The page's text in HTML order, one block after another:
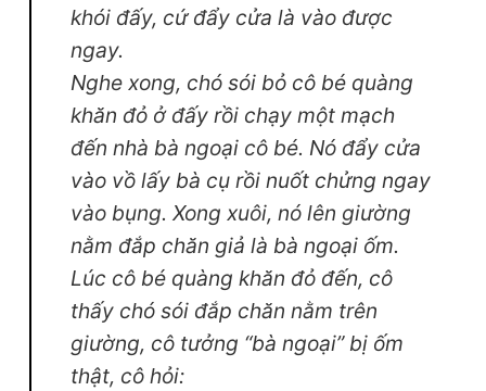
khói đấy, cứ đẩy cửa là vào được
ngay.
Nghe xong, chó sói bỏ cô bé quàng
khăn đỏ ở đấy rồi chạy một mạch
đến nhà bà ngoại cô bé. Nó đẩy cửa
vào vồ lấy bà cụ rồi nuốt chửng ngay
vào bụng. Xong xuôi, nó lên giường
nằm đắp chăn giả là bà ngoại ốm.
Lúc cô bé quàng khăn đỏ đến, cô
thấy chó sói đắp chăn nằm trên
giường, cô tưởng “bà ngoại” bị ốm
thật, cô hỏi: